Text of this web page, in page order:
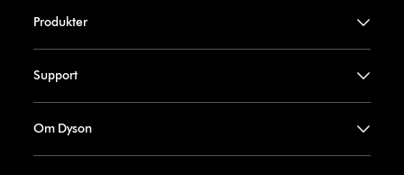
Produkter
Support
Om Dyson